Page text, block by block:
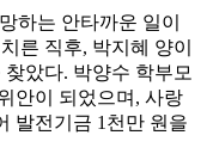
하는 안타까운 일이
른 직후, 박지혜 양이
았다. 박양수 학부모
안이 되었으며, 사랑
발전기금 1천만 원을